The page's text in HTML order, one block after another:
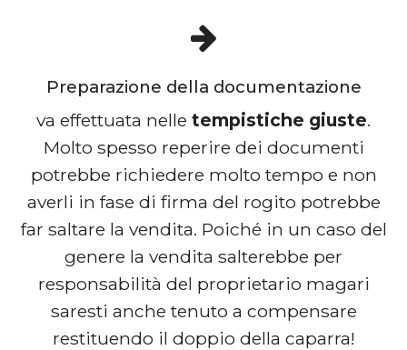
Preparazione della documentazione
va effettuata nelle tempistiche giuste.
Molto spesso reperire dei documenti
potrebbe richiedere molto tempo e non
averli in fase di firma del rogito potrebbe
far saltare la vendita. Poiché in un caso del
genere la vendita salterebbe per
responsabilità del proprietario magari
saresti anche tenuto a compensare
restituendo il doppio della caparra!